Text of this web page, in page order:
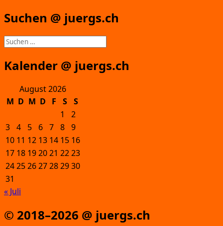
Suchen @ juergs.ch
Suchen
nach:
Kalender @ juergs.ch
August 2026
M D M D F S
S
1
2
3 4 5 6 7 8 9
10 11 12 13 14 15 16
17 18 192021 2223
24252627282930
31
« Juli
© 2018–2026 @ juergs.ch